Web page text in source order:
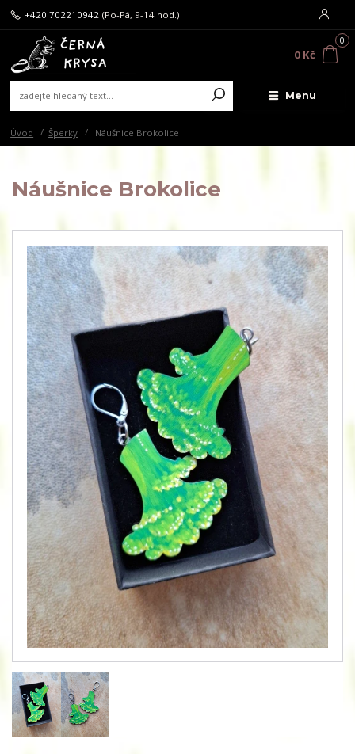
Menu
+420 702210942 (Po-Pá, 9-14 hod.)
0
0 Kč
Úvod Šperky Náušnice Brokolice
Náušnice Brokolice